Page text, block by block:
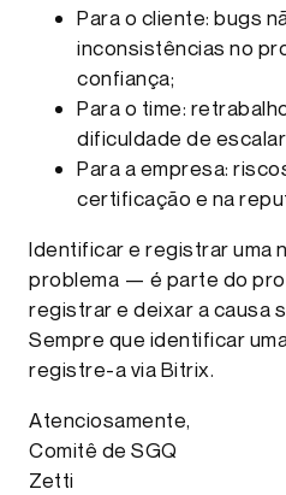
Para o cliente: bugs
inconsistências no
confiança;
Para o time:
dificuldade de
Para a empresa:
certificação e na
Identificar e registrar uma
problema — é parte do
registrar e deixar a causa
Sempre que identificar
registre-a via Bitrix.
Atenciosamente,
Comitê de SGQ
Zetti